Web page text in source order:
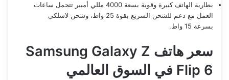
بطارية الهاتف كبيرة وقوية بسعة 4000 مللي أمبير تتحمل ساعات
العمل مع دعم للشحن السريع بقوة 25 واط، وشحن لاسلكي
بسرعة 15 واط.
سعر هاتف Samsung Galaxy Z
Flip 6 في السوق العالمي